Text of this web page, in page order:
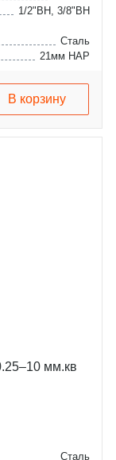
1/2"ВН, 3/8"ВН
Сталь
21мм НАР
В корзину
мм.кв
Сталь